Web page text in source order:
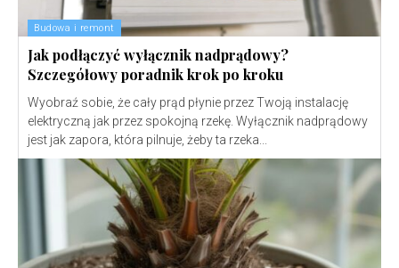
Budowa i remont
Jak podłączyć wyłącznik nadprądowy?
Szczegółowy poradnik krok po kroku
Wyobraź sobie, że cały prąd płynie przez Twoją instalację
elektryczną jak przez spokojną rzekę. Wyłącznik nadprądowy
jest jak zapora, która pilnuje, żeby ta rzeka...